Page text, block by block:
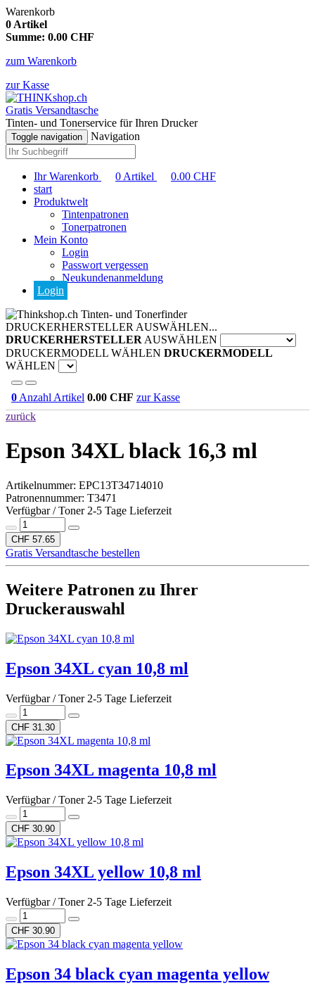
Warenkorb
0 Artikel
Summe: 0.00 CHF
zum Warenkorb
zur Kasse
Gratis Versandtasche
Tinten- und Tonerservice für Ihren Drucker
Toggle navigation Navigation
Ihr Warenkorb 0 Artikel 0.00 CHF
start
Produktwelt
Tintenpatronen
Tonerpatronen
Mein Konto
Login
Passwort vergessen
Neukundenanmeldung
Login
Tinten- und Tonerfinder
DRUCKERHERSTELLER AUSWÄHLEN...
DRUCKERHERSTELLER AUSWÄHLEN
DRUCKERMODELL WÄHLEN DRUCKERMODELL
WÄHLEN
0 Anzahl Artikel 0.00 CHF zur Kasse
zurück
Epson 34XL black 16,3 ml
Artikelnummer: EPC13T34714010
Patronennummer: T3471
Verfügbar / Toner 2-5 Tage Lieferzeit
CHF 57.65
Gratis Versandtasche bestellen
Weitere Patronen zu Ihrer
Druckerauswahl
Epson 34XL cyan 10,8 ml
Verfügbar / Toner 2-5 Tage Lieferzeit
CHF 31.30
Epson 34XL magenta 10,8 ml
Verfügbar / Toner 2-5 Tage Lieferzeit
CHF 30.90
Epson 34XL yellow 10,8 ml
Verfügbar / Toner 2-5 Tage Lieferzeit
CHF 30.90
Epson 34 black cyan magenta yellow